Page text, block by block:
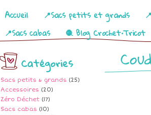
Pages
Accueil 📍Sacs petits et grands
📍Sacs cabas
🧶 Blog Crochet•Tricot
Catégories
Sacs petits & grands (25)
Accessoires (20)
Zéro Déchet (17)
Sacs cabas (10)